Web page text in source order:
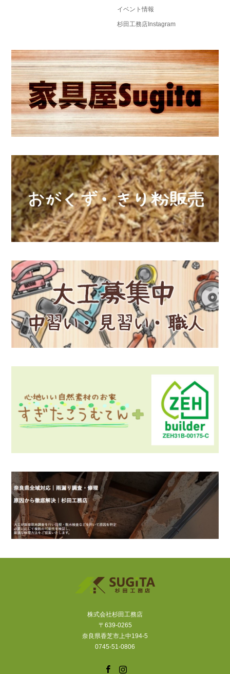
イベント情報
杉田工務店Instagram
株式会社杉田工務店
〒639-0265
奈良県香芝市上中194-5
0745-51-0806